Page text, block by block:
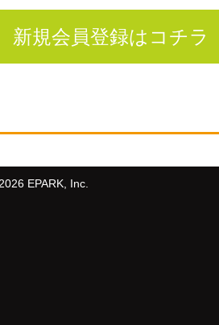
新規会員登録はコチラ
EPARK, Inc.